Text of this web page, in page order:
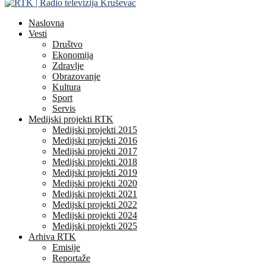
Naslovna
Vesti
Društvo
Ekonomija
Zdravlje
Obrazovanje
Kultura
Sport
Servis
Medijski projekti RTK
Medijski projekti 2015
Medijski projekti 2016
Medijski projekti 2017
Medijski projekti 2018
Medijski projekti 2019
Medijski projekti 2020
Medijski projekti 2021
Medijski projekti 2022
Medijski projekti 2024
Medijski projekti 2025
Arhiva RTK
Emisije
Reportaže